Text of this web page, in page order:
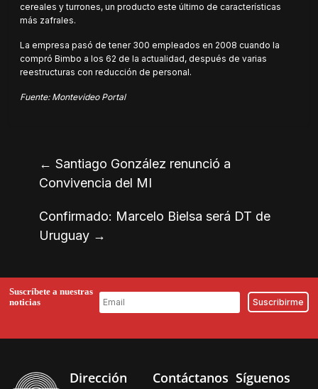
cereales y turrones, un producto este último de características
más zafrales.
La empresa pasó de tener 300 empleados en 2008 cuando la
compró Bimbo a los 62 de la actualidad, después de varias
reestructuras con reducción de personal.
Fuente: Montevideo Portal
← Santiago González renunció a
Convivencia del MI
Confirmado: Marcelo Bielsa será DT de
Uruguay →
Suscríbete a nuestras
noticias
Dirección Contáctanos Síguenos